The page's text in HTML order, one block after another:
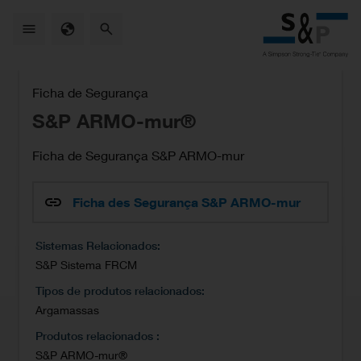
Ficha de Segurança
S&P ARMO-mur®
Ficha de Segurança S&P ARMO-mur
Ficha des Segurança S&P ARMO-mur
Sistemas Relacionados
S&P Sistema FRCM
Tipos de produtos relacionados
Argamassas
Produtos relacionados
S&P ARMO-mur®